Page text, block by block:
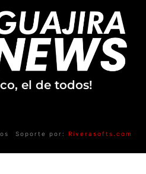
el de todos!
Soporte por: Riverasofts.com